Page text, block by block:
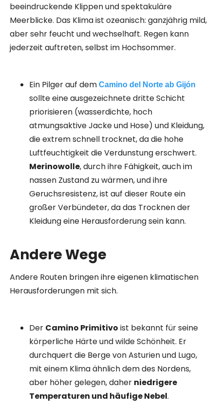
beeindruckende Klippen und spektakuläre
Meerblicke. Das Klima ist ozeanisch: ganzjährig mild,
aber sehr feucht und wechselhaft. Regen kann
jederzeit auftreten, selbst im Hochsommer.
Ein Pilger auf dem Camino del Norte ab Gijón
sollte eine ausgezeichnete dritte Schicht
priorisieren (wasserdichte, hoch
atmungsaktive Jacke und Hose) und Kleidung,
die extrem schnell trocknet, da die hohe
Luftfeuchtigkeit die Verdunstung erschwert.
Merinowolle, durch ihre Fähigkeit, auch im
nassen Zustand zu wärmen, und ihre
Geruchsresistenz, ist auf dieser Route ein
großer Verbündeter, da das Trocknen der
Kleidung eine Herausforderung sein kann.
Andere Wege
Andere Routen bringen ihre eigenen klimatischen
Herausforderungen mit sich.
Der Camino Primitivo ist bekannt für seine
körperliche Härte und wilde Schönheit. Er
durchquert die Berge von Asturien und Lugo,
mit einem Klima ähnlich dem des Nordens,
aber höher gelegen, daher niedrigere
Temperaturen und häufige Nebel.